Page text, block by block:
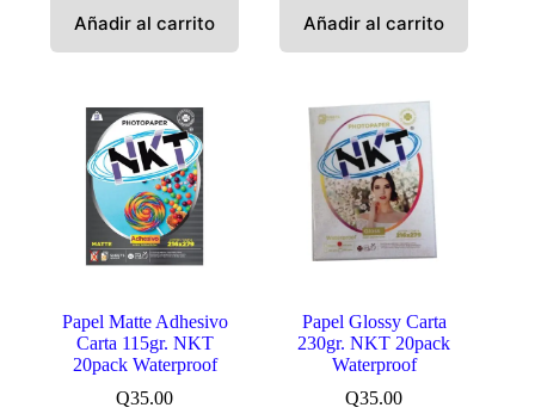
Q2,695.00.
Q2,286.00.
Añadir al carrito
Q40.00.
Q34.50.
Añadir al carrito
Papel Matte Adhesivo
Carta 115gr. NKT
20pack Waterproof
Q35.00
Papel Glossy Carta
230gr. NKT 20pack
Waterproof
Q35.00